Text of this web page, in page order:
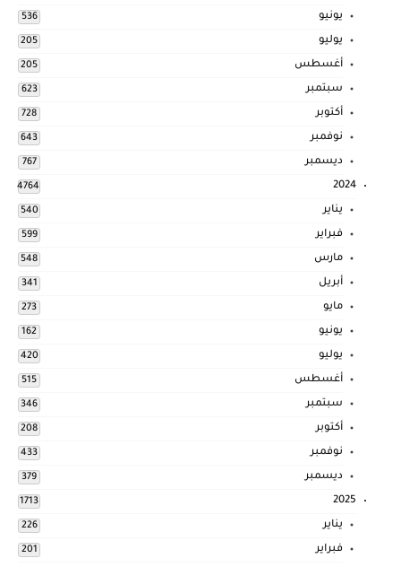
يونيو 536
يوليو 205
أغسطس 205
سبتمبر 623
أكتوبر 728
نوفمبر 643
ديسمبر 767
2024
4764
يناير 540
فبراير 599
مارس 548
أبريل 341
مايو 273
يونيو 162
يوليو 420
أغسطس 515
سبتمبر 346
أكتوبر 208
نوفمبر 433
ديسمبر 379
2025
1713
يناير 226
فبراير 201